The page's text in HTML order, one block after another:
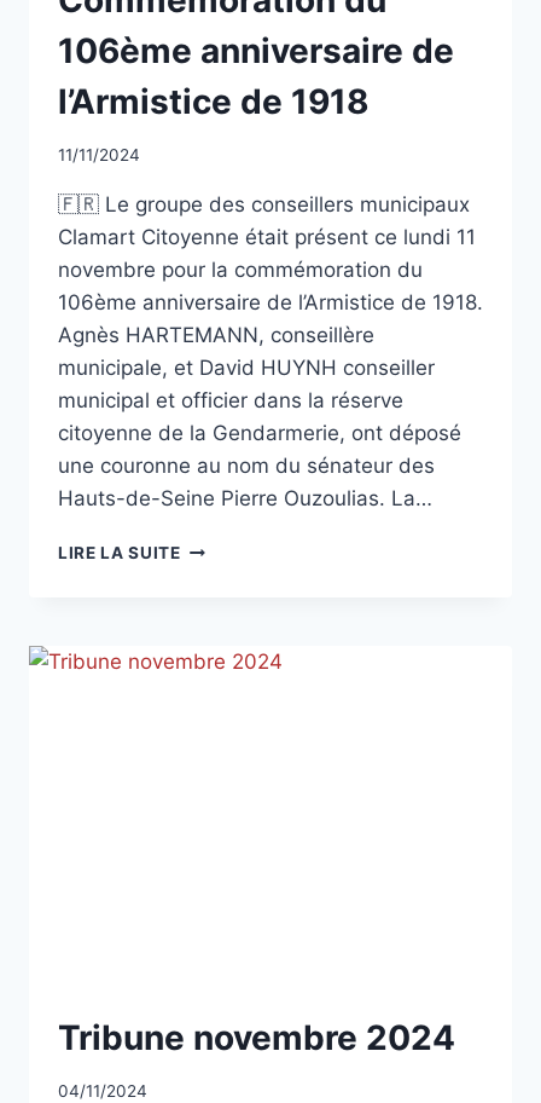
CLASSÉ
106ème anniversaire de
l’Armistice de 1918
Par
11/11/2024
🇫🇷 Le groupe des conseillers municipaux
Clamart Citoyenne était présent ce lundi 11
novembre pour la commémoration du
106ème anniversaire de l’Armistice de 1918.
Agnès HARTEMANN, conseillère
municipale, et David HUYNH conseiller
municipal et officier dans la réserve
citoyenne de la Gendarmerie, ont déposé
une couronne au nom du sénateur des
Hauts-de-Seine Pierre Ouzoulias. La…
LIRE LA SUITECOMMÉMORATION
DE
L’ARMISTICE
NON
CLASSÉ
Tribune novembre 2024
Par
04/11/2024